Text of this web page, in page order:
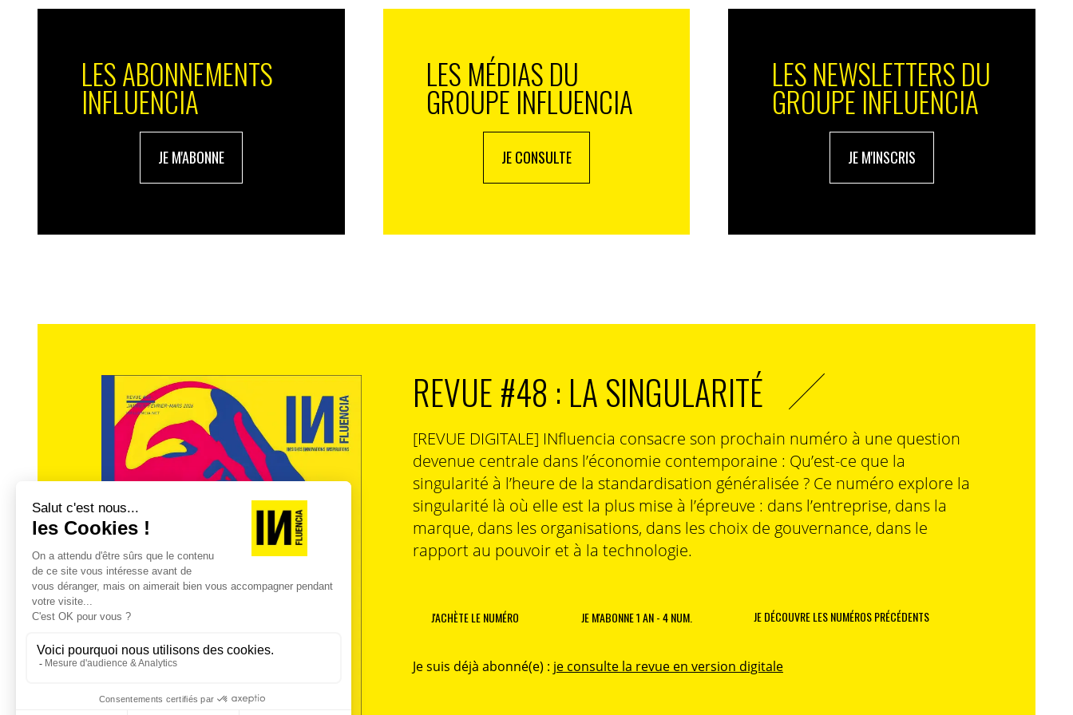
s’inscrire durablement dans le paysage de la communication.
Néanmoins l’explosion du phénomène est l’opportunité pour les marques de réaliser un travail
d’inventaire et d’identifier les éléments qui peuvent être valorisés/ tokenisés. Pour cela elles
auront plus que jamais besoin d’experts de la marque qui puissent faire le lien entre les
communautés à adresser, leur culture leurs aspirations et les éléments à tokeniser. Un
exercice d’équilibriste périlleux qui devra être vecteur de business sans nuire à la cohérence
LES ABONNEMENTS
INFLUENCIA
JE M'ABONNE
LES MÉDIAS DU
GROUPE INFLUENCIA
JE CONSULTE
LES NEWSLETTERS DU
GROUPE INFLUENCIA
JE M'INSCRIS
REVUE #48 : LA SINGULARITÉ
[REVUE DIGITALE] INfluencia consacre son prochain numéro à une question
devenue centrale dans l’économie contemporaine : Qu’est-ce que la
singularité à l’heure de la standardisation généralisée ? Ce numéro explore la
singularité là où elle est la plus mise à l’épreuve : dans l’entreprise, dans la
marque, dans les organisations, dans les choix de gouvernance, dans le
rapport au pouvoir et à la technologie.
J'ACHÈTE LE NUMÉRO JE M'ABONNE 1 AN - 4 NUM. JE DÉCOUVRE LES NUMÉROS PRÉCÉDENTS
Je suis déjà abonné(e) : je consulte la revue en version digitale